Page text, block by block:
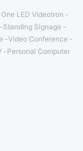
One LED Videotron
Standing Signage
Video Conference
Personal Computer